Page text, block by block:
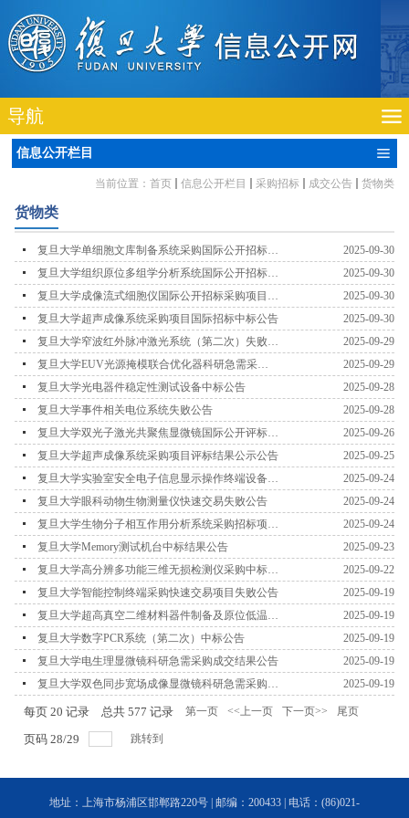
导航
信息公开栏目
当前位置： 首页 信息公开栏目 采购招标 成交公告 货物类
货物类
复旦大学单细胞文库制备系统采购国际公开招标采
购项目评标结果公示公告
2025-09-30
复旦大学组织原位多组学分析系统国际公开招标采
购项目评标结果公示公告
2025-09-30
复旦大学成像流式细胞仪国际公开招标采购项目评
标结果公示公告
2025-09-30
复旦大学超声成像系统采购项目国际招标中标公告
2025-09-30
复旦大学窄波红外脉冲激光系统（第二次）失败公
告
2025-09-29
复旦大学EUV光源掩模联合优化器科研急需采购
成交结果公告
2025-09-29
复旦大学光电器件稳定性测试设备中标公告
2025-09-28
复旦大学事件相关电位系统失败公告
2025-09-28
复旦大学双光子激光共聚焦显微镜国际公开评标结
果公示
2025-09-26
复旦大学超声成像系统采购项目评标结果公示公告
2025-09-25
复旦大学实验室安全电子信息显示操作终端设备采
购项目失败公告
2025-09-24
复旦大学眼科动物生物测量仪快速交易失败公告
2025-09-24
复旦大学生物分子相互作用分析系统采购招标项目
中标公告
2025-09-24
复旦大学Memory测试机台中标结果公告
2025-09-23
复旦大学高分辨多功能三维无损检测仪采购中标公
告
2025-09-22
复旦大学智能控制终端采购快速交易项目失败公告
2025-09-19
复旦大学超高真空二维材料器件制备及原位低温强
磁场扫描探针测量系统（第二次）国际公开招...
2025-09-19
复旦大学数字PCR系统（第二次）中标公告
2025-09-19
复旦大学电生理显微镜科研急需采购成交结果公告
2025-09-19
复旦大学双色同步宽场成像显微镜科研急需采购成
交结果公告
2025-09-19
每页 20 记录 总共 577 记录 第一页 <<上一页 下一页>> 尾页
页码 28/29 跳转到
地址：上海市杨浦区邯郸路220号 | 邮编：200433 | 电话：(86)021-